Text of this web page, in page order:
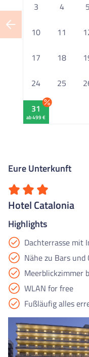
3 4 5
10 11
17 18
24 25
31
ab 499 €
Eure Unterkunft
Hotel Catalonia
Highlights
Dachterrasse mit
Nähe zu Bars und
Meerblickzimmer
WLAN for free
Fußläufig alles